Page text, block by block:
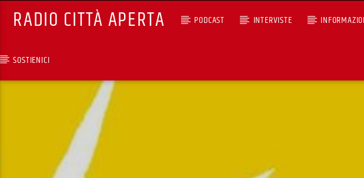
RADIO CITTÀ APERTA PODCAST INTERVISTE
SOSTIENICI
TRACCIA CORRENTE
NIGHT TOYS (REPLICA) CON
DARIO PIZZETTI
RCA - Radio città aperta